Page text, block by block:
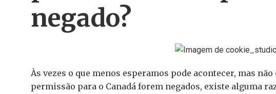
negado?
Às vezes o que menos esperamos pode acontecer, mas
permissão para o Canadá forem negados, existe alguma